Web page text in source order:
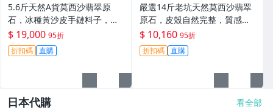
5.6斤天然A貨莫西沙翡翠原
石，冰種黃沙皮手鏈料子，水
頭佳適合打造掛件或手鏈 莫西
沙 手鏈 料子
$ 19,000 95折
折扣碼 直購
嚴選14斤老坑天然莫西沙翡翠
原石，皮殼自然完整，質感
佳，狀態上乘，適合打造手鍊
或精品收藏 A貨翡翠 翡翠原石
天然料型
$ 10,160 95折
折扣碼 直購
日本代購 看全部